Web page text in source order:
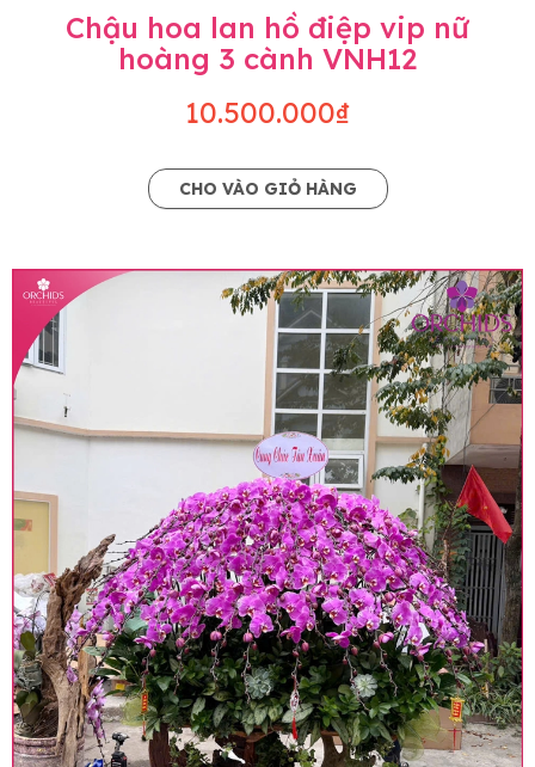
Chậu hoa lan hồ điệp vip nữ
hoàng 3 cành VNH12
10.500.000₫
CHO VÀO GIỎ HÀNG